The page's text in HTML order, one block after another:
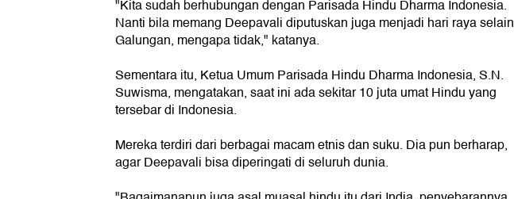
"Kita sudah berhubungan dengan Parisada Hindu Dharma Indonesia.
Nanti bila memang Deepavali diputuskan juga menjadi hari raya selain
Galungan, mengapa tidak," katanya.
Sementara itu, Ketua Umum Parisada Hindu Dharma Indonesia, S.N.
Suwisma, mengatakan, saat ini ada sekitar 10 juta umat Hindu yang
tersebar di Indonesia.
Mereka terdiri dari berbagai macam etnis dan suku. Dia pun berharap,
agar Deepavali bisa diperingati di seluruh dunia.